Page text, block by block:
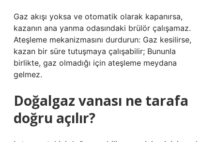
Gaz akışı yoksa ve otomatik olarak kapanırsa,
kazanın ana yanma odasındaki brülör çalışamaz.
Ateşleme mekanizmasını durdurun: Gaz kesilirse,
kazan bir süre tutuşmaya çalışabilir; Bununla
birlikte, gaz olmadığı için ateşleme meydana
gelmez.
Doğalgaz vanası ne tarafa
doğru açılır?